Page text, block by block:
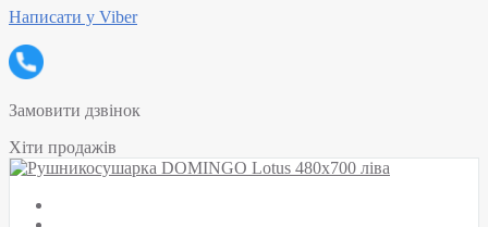
Написати у Viber
Замовити дзвінок
Хіти продажів